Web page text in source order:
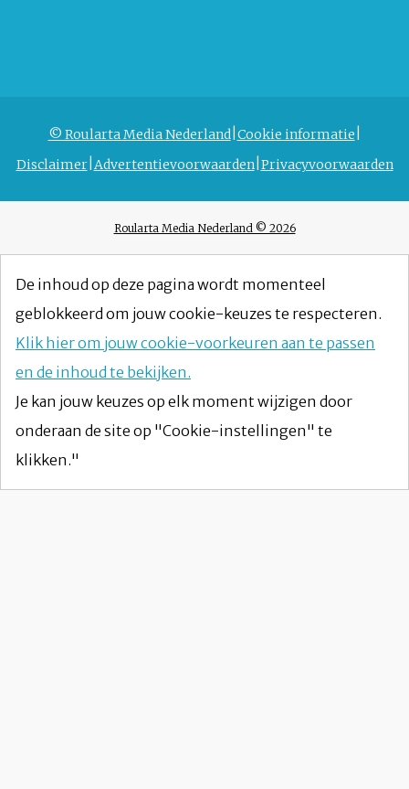
© Roularta Media Nederland Cookie informatie
Disclaimer Advertentievoorwaarden Privacyvoorwaarden
Roularta Media Nederland © 2026
De inhoud op deze pagina wordt momenteel
geblokkeerd om jouw cookie-keuzes te respecteren.
Klik hier om jouw cookie-voorkeuren aan te passen
en de inhoud te bekijken.
Je kan jouw keuzes op elk moment wijzigen door
onderaan de site op "Cookie-instellingen" te
klikken."